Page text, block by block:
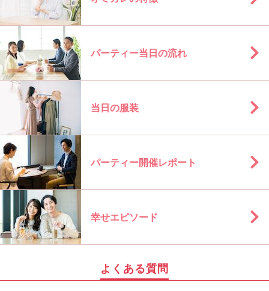
パーティー当日の流れ
当日の服装
パーティー開催レポート
幸せエピソード
よくある質問